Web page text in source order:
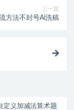
上一篇
方法不封号Ai洗稿
定义加减法算术题